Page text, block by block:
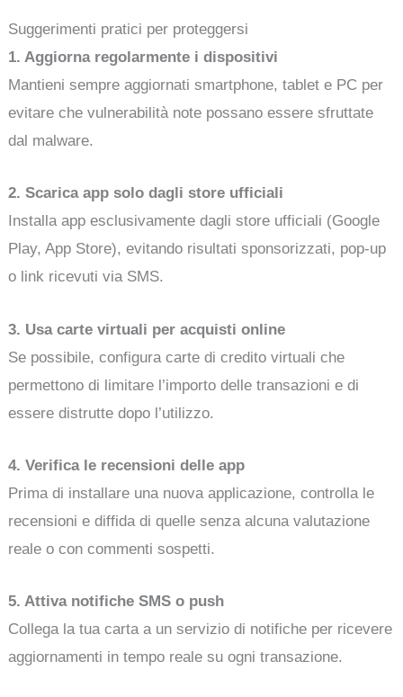
Suggerimenti pratici per proteggersi
1. Aggiorna regolarmente i dispositivi
Mantieni sempre aggiornati smartphone, tablet e PC per
evitare che vulnerabilità note possano essere sfruttate
dal malware.
2. Scarica app solo dagli store ufficiali
Installa app esclusivamente dagli store ufficiali (Google
Play, App Store), evitando risultati sponsorizzati, pop-up
o link ricevuti via SMS.
3. Usa carte virtuali per acquisti online
Se possibile, configura carte di credito virtuali che
permettono di limitare l’importo delle transazioni e di
essere distrutte dopo l’utilizzo.
4. Verifica le recensioni delle app
Prima di installare una nuova applicazione, controlla le
recensioni e diffida di quelle senza alcuna valutazione
reale o con commenti sospetti.
5. Attiva notifiche SMS o push
Collega la tua carta a un servizio di notifiche per ricevere
aggiornamenti in tempo reale su ogni transazione.